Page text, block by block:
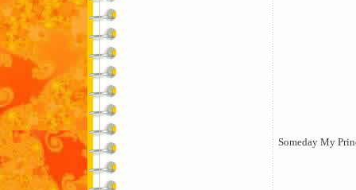
Someday My